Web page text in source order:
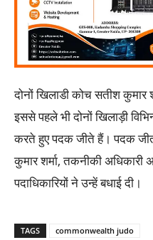
दोनों खिलाडी कोच सतीश कुमार
इससे पहले भी दोनों खिलाड़ी
करते हुए पदक जीते हैं। पदक
कुमार शर्मा, तकनीकी
पदाधिकारियों ने उन्हें बधाई दी।
TAGS
commonwealth judo